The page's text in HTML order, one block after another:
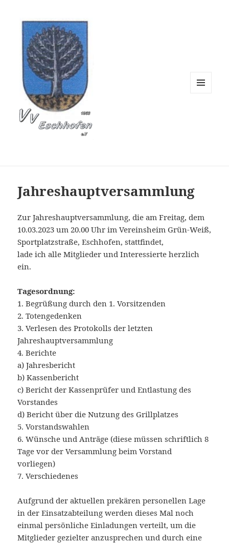
Jahreshauptversammlung
Zur Jahreshauptversammlung, die am Freitag, dem
10.03.2023 um 20.00 Uhr im Vereinsheim Grün-Weiß,
Sportplatzstraße, Eschhofen, stattfindet,
lade ich alle Mitglieder und Interessierte herzlich
ein.
Tagesordnung:
1. Begrüßung durch den 1. Vorsitzenden
2. Totengedenken
3. Verlesen des Protokolls der letzten
Jahreshauptversammlung
4. Berichte
a) Jahresbericht
b) Kassenbericht
c) Bericht der Kassenprüfer und Entlastung des
Vorstandes
d) Bericht über die Nutzung des Grillplatzes
5. Vorstandswahlen
6. Wünsche und Anträge (diese müssen schriftlich 8
Tage vor der Versammlung beim Vorstand
vorliegen)
7. Verschiedenes
Aufgrund der aktuellen prekären personellen Lage
in der Einsatzabteilung werden dieses Mal noch
einmal persönliche Einladungen verteilt, um die
Mitglieder gezielter anzusprechen und durch eine